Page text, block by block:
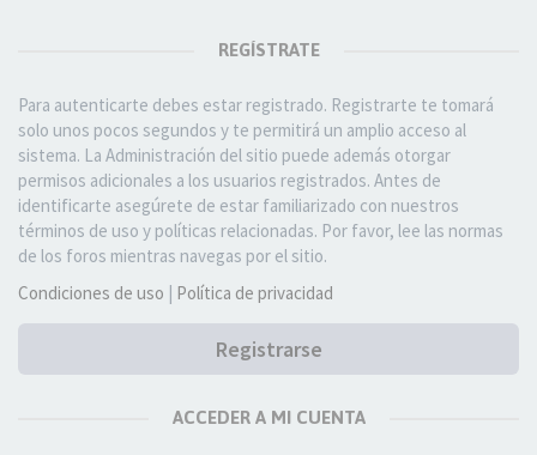
REGÍSTRATE
Para autenticarte debes estar registrado. Registrarte te tomará
solo unos pocos segundos y te permitirá un amplio acceso al
sistema. La Administración del sitio puede además otorgar
permisos adicionales a los usuarios registrados. Antes de
identificarte asegúrete de estar familiarizado con nuestros
términos de uso y políticas relacionadas. Por favor, lee las normas
de los foros mientras navegas por el sitio.
Condiciones de uso | Política de privacidad
Registrarse
ACCEDER A MI CUENTA